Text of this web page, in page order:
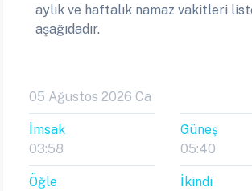
aylık ve haftalık namaz vakitleri
aşağıdadır.
05 Ağustos 2026 Ca
İmsak
03:58
Güneş
05:40
Öğle
İkindi